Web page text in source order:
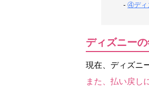
- ④ディ
ディズニー
現在、ディズニ
また、払い戻し